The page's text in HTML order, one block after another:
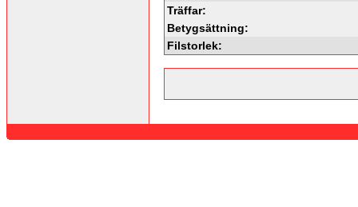
Träffar:
Betygsättning:
Filstorlek: